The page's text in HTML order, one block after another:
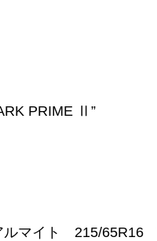
PRIME Ⅱ”
マイト 215/65R16